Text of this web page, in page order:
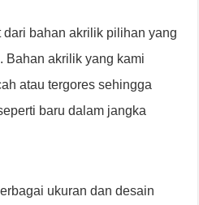
bahan akrilik pilihan yang
Bahan akrilik yang kami
atau tergores sehingga
baru dalam jangka
ukuran dan desain